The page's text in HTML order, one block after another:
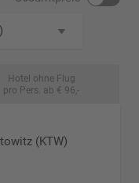
Hotel ohne Flug
pro Pers. ab € 96,-
(KTW)